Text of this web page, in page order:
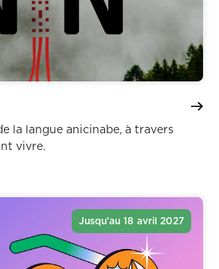
la langue anicinabe, à travers
vivre.
Jusqu'au 18 avril 2027